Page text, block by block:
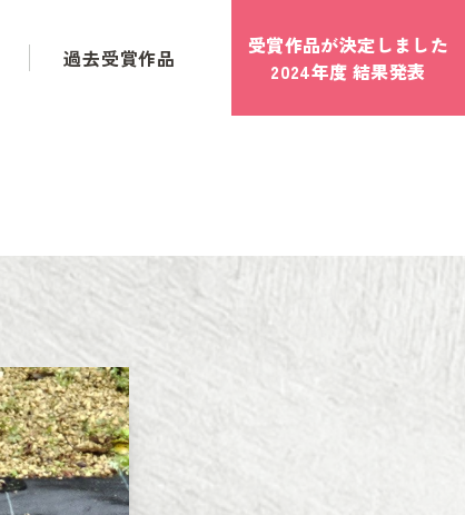
過去受賞作品
受賞作品が決定しました
2024年度 結果発表